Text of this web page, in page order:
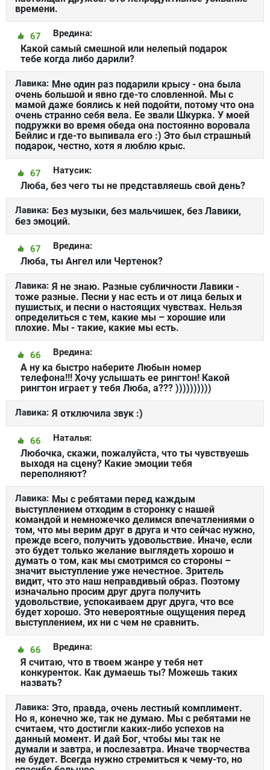
времени.
Вредина:
67
Какой самый смешной или нелепый подарок
тебе когда либо дарили?
Лавика: Мне один раз подарили крысу - она была
очень большой и явно где-то словленной. Мы с
мамой даже боялись к ней подойти, потому что она
очень странно себя вела. Ее звали Шкурка. У моей
подружки во время обеда она постоянно воровала
Бейлис и где-то выпивала его :) Это был страшный
подарок, честно, хотя я люблю крыс.
Натусик:
67
Люба, без чего ты не представляешь свой день?
Лавика: Без музыки, без мальчишек, без Лавики,
без эмоций.
Вредина:
67
Люба, ты Ангел или Чертенок?
Лавика: Я не знаю. Разные субличности Лавики -
тоже разные. Песни у нас есть и от лица белых и
пушистых, и песни о настоящих чувствах. Нельзя
определиться с тем, какие мы – хорошие или
плохие. Мы - такие, какие мы есть.
Вредина:
66
А ну ка быстро наберите Любын номер
телефона!!! Хочу услышать ее рингтон! Какой
рингтон играет у тебя Люба, а??? ))))))))))
Лавика: Я отключила звук :)
Наталья:
66
Любочка, скажи, пожалуйста, что ты чувствуешь
выходя на сцену? Какие эмоции тебя
переполняют?
Лавика: Мы с ребятами перед каждым
выступлением отходим в сторонку с нашей
командой и немножечко делимся впечатлениями о
том, что мы верим друг в друга и что сейчас нужно,
прежде всего, получить удовольствие. Иначе, если
это будет только желание выглядеть хорошо и
думать о том, как мы смотримся со стороны –
значит выступление уже нечестное. Зритель
видит, что это наш неправдивый образ. Поэтому
изначально просим друг друга получить
удовольствие, успокаиваем друг друга, что все
будет хорошо. Это невероятные ощущения перед
выступлением, их ни с чем не сравнить.
Вредина:
66
Я считаю, что в твоем жанре у тебя нет
конкуренток. Как думаешь ты? Можешь таких
назвать?
Лавика: Это, правда, очень лестный комплимент.
Но я, конечно же, так не думаю. Мы с ребятами не
считаем, что достигли каких-либо успехов на
данный момент. И дай Бог, чтобы мы так не
думали и завтра, и послезавтра. Иначе творчества
не будет. Всегда нужно стремиться к чему-то, но